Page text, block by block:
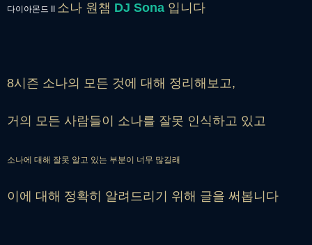
다이아몬드 II 소나 원챔 DJ Sona 입니다
8시즌 소나의 모든 것에 대해 정리해보고,
거의 모든 사람들이 소나를 잘못 인식하고 있고
소나에 대해 잘못 알고 있는 부분이 너무 많길래
이에 대해 정확히 알려드리기 위해 글을 써봅니다